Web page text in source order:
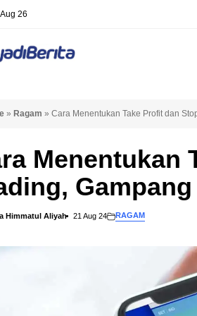
26
» Ragam » Cara Menentukan Take Profit dan
Menentukan
Himmatul Aliyah 21 Aug 24 RAGAM